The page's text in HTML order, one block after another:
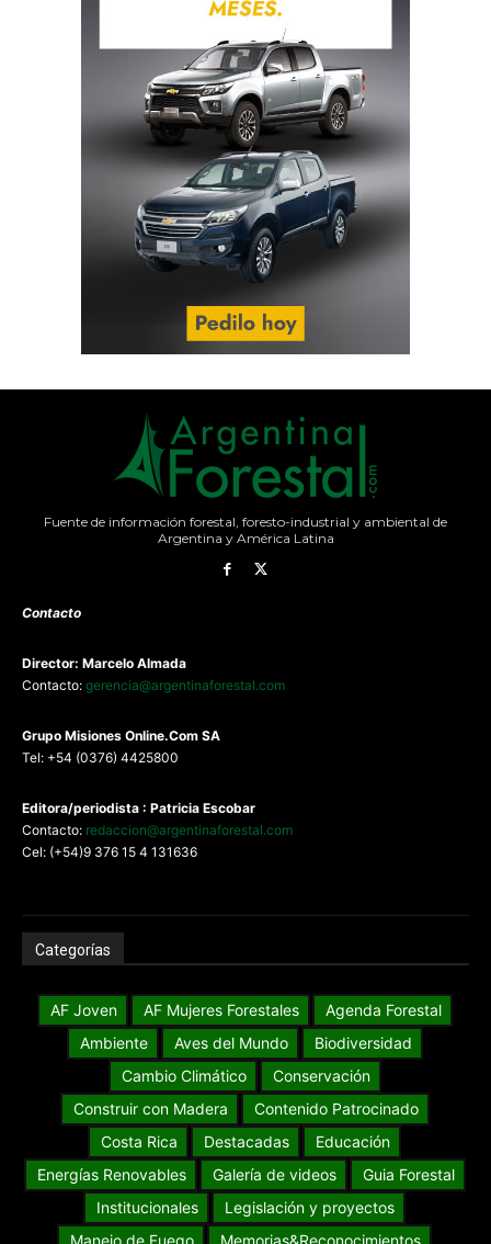
Fuente de información forestal, foresto-industrial y ambiental de
Argentina y América Latina
Contacto
Director: Marcelo Almada
Contacto: gerencia@argentinaforestal.com
Grupo Misiones Online.Com SA
Tel: +54 (0376) 4425800
Editora/periodista : Patricia Escobar
Contacto: redaccion@argentinaforestal.com
Cel: (+54)9 376 15 4 131636
Categorías
AF Joven AF Mujeres Forestales
Agenda Forestal
Ambiente
Aves del Mundo
Biodiversidad
Cambio Climático
Conservación
Construir con Madera
Contenido Patrocinado
Costa Rica
Destacadas
Educación
Energías Renovables
Galería de videos
Guia Forestal
Institucionales
Legislación y proyectos